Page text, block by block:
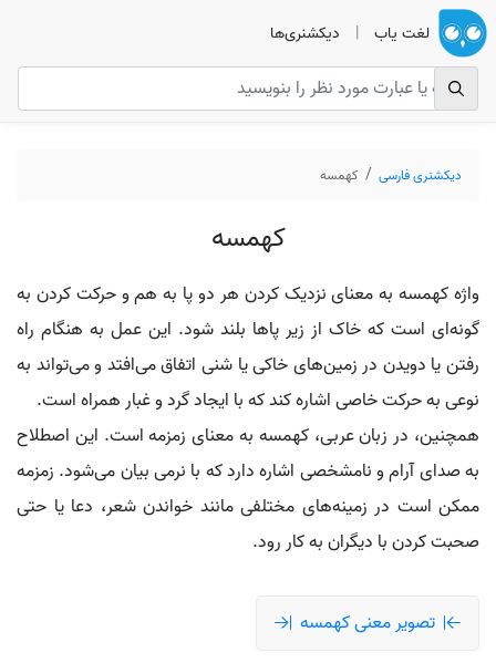
لغت یاب | دیکشنری‌ها
دیکشنری فارسی کهمسه
کهمسه
واژه کهمسه به معنای نزدیک کردن هر دو پا به هم و حرکت کردن به
گونه‌ای است که خاک از زیر پاها بلند شود. این عمل به هنگام راه
رفتن یا دویدن در زمین‌های خاکی یا شنی اتفاق می‌افتد و می‌تواند به
نوعی به حرکت خاصی اشاره کند که با ایجاد گرد و غبار همراه است.
همچنین، در زبان عربی، کهمسه به معنای زمزمه است. این اصطلاح
به صدای آرام و نامشخصی اشاره دارد که با نرمی بیان می‌شود. زمزمه
ممکن است در زمینه‌های مختلفی مانند خواندن شعر، دعا یا حتی
صحبت کردن با دیگران به کار رود.
تصویر معنی کهمسه